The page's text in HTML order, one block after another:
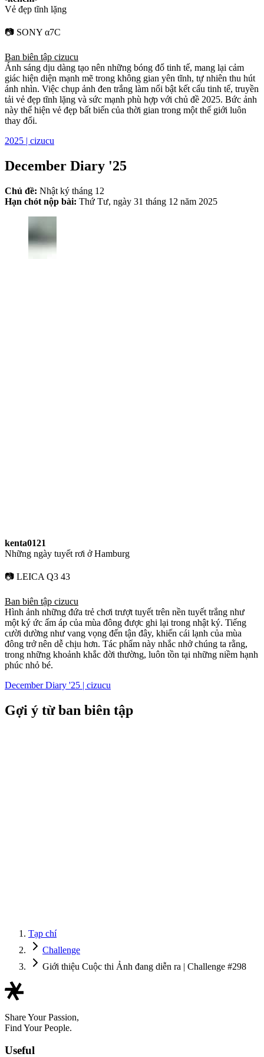
Vẻ đẹp tĩnh lặng
📷 SONY α7C
Ban biên tập cizucu
Ánh sáng dịu dàng tạo nên những bóng đổ tinh tế, mang lại cảm
giác hiện diện mạnh mẽ trong không gian yên tĩnh, tự nhiên thu hút
ánh nhìn. Việc chụp ảnh đen trắng làm nổi bật kết cấu tinh tế, truyền
tải vẻ đẹp tĩnh lặng và sức mạnh phù hợp với chủ đề 2025. Bức ảnh
này thể hiện vẻ đẹp bất biến của thời gian trong một thế giới luôn
thay đổi.
2025 | cizucu
December Diary '25
Chủ đề: Nhật ký tháng 12
Hạn chót nộp bài: Thứ Tư, ngày 31 tháng 12 năm 2025
kenta0121
Những ngày tuyết rơi ở Hamburg
📷 LEICA Q3 43
Ban biên tập cizucu
Hình ảnh những đứa trẻ chơi trượt tuyết trên nền tuyết trắng như
một ký ức ấm áp của mùa đông được ghi lại trong nhật ký. Tiếng
cười dường như vang vọng đến tận đây, khiến cái lạnh của mùa
đông trở nên dễ chịu hơn. Tác phẩm này nhắc nhở chúng ta rằng,
trong những khoảnh khắc đời thường, luôn tồn tại những niềm hạnh
phúc nhỏ bé.
December Diary '25 | cizucu
Gợi ý từ ban biên tập
Tạp chí
Challenge
Giới thiệu Cuộc thi Ảnh đang diễn ra | Challenge #298
Share Your Passion,
Find Your People.
Useful